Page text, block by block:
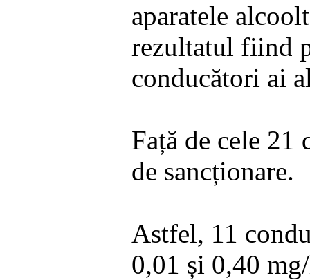
aparatele
rezultatul fiind
conducători ai
Față de cele 21
de sancționare.
Astfel, 11
0,01 și 0,40